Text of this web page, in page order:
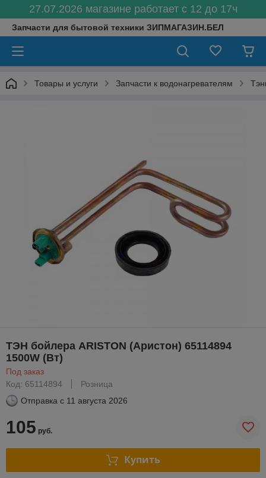
27.07.2026 магазине работает с 12 до 17ч
Запчасти для бытовой техники ЗИПМАГАЗИН.БЕЛ
Товары и услуги Запчасти к водонагревателям
ТЭН бойлера ARISTON (Аристон) 65114894
1500W (Вт)
Под заказ
Код: 65114894
Розница
Отправка с 11 августа 2026
105 руб.
Купить